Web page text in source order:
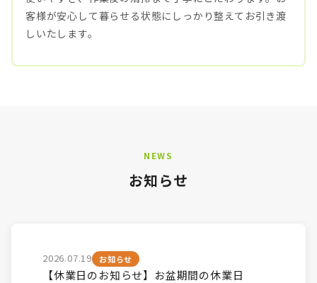
客様が安心して暮らせる状態にしっかり整えてお引き渡
しいたします。
NEWS
お知らせ
2026.07.19 お知らせ
【休業日のお知らせ】お盆期間の休業日